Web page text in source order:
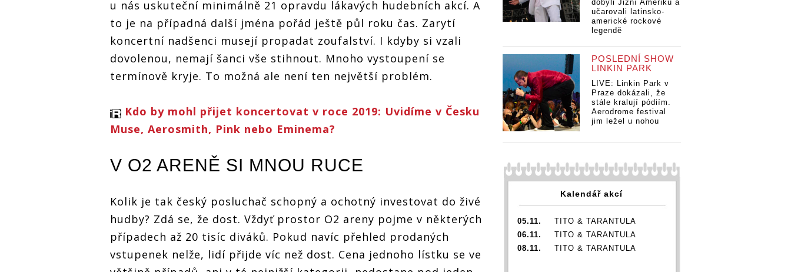
Maroon 5,
Slipknot i Phil
Collins
lehnem. V
extrémně tučném
měsíci zahrají
Maroon 5,
Collins
lehnem. V
extrémně tučném
měsíci zahrají
Maroon 5,
Collins
Maroon 5,
Slipknot i Phil
Collins
u nás uskuteční minimálně 21 opravdu lákavých hudebních akcí. A
to je na případná další jména pořád ještě půl roku čas. Zarytí
koncertní nadšenci musejí propadat zoufalství. I kdyby si vzali
dovolenou, nemají šanci vše stihnout. Mnoho vystoupení se
termínově kryje. To možná ale není ten největší problém.
Kdo by mohl přijet koncertovat v roce 2019: Uvidíme v Česku
Muse, Aerosmith, Pink nebo Eminema?
V O2 ARENĚ SI MNOU RUCE
Kolik je tak český posluchač schopný a ochotný investovat do živé
hudby? Zdá se, že dost. Vždyť prostor O2 areny pojme v některých
případech až 20 tisíc diváků. Pokud navíc přehled prodaných
vstupenek nelže, lidí přijde víc než dost. Cena jednoho lístku se ve
dobyli Jižní Ameriku a
učarovali latinsko-
americké rockové
legendě
POSLEDNÍ SHOW
LINKIN PARK
LIVE: Linkin Park v
Praze dokázali, že
stále kralují pódiím.
Aerodrome festival
jim ležel u nohou
Kalendář akcí
05.11.
TITO & TARANTULA
06.11.
TITO & TARANTULA
08.11.
TITO & TARANTULA